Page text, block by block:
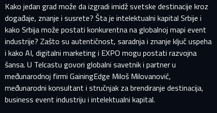
PRIJAVITE SE NA SVOJ PROFIL
EMAIL ADRESA VEĆ POSTOJI
Kako jedan grad može da izgradi imidž svetske destinacije kroz
događaje, znanje i susrete? Šta je intelektualni kapital Srbije i
kako Srbija može postati konkurentna na globalnoj mapi event
industrije? Zašto su autentičnost, saradnja i znanje ključ uspeha
i kako AI, digitalni marketing i EXPO mogu postati razvojna
šansa. U Telcastu govori globalni savetnik i partner u
međunarodnoj firmi GainingEdge Miloš Milovanović,
međunarodni konsultant i stručnjak za brendiranje destinacija,
business event industriju i intelektualni kapital.